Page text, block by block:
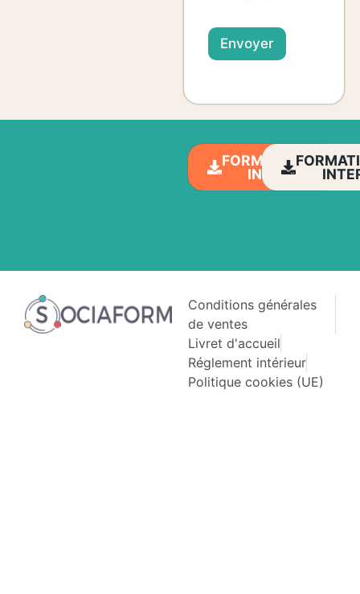
Envoyer
FORMATIONS
INTRA
Conditions générales
de ventes
Livret d'accueil
Réglement intérieur
Politique cookies (UE)